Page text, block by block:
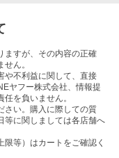
ますが、その内容の正確
ん。
や不利益に関して、直接
ヤフー株式会社、情報提
を負いません。
さい。購入に際しての質
等に関しましては各店舗へ
等）はカートをご確認く